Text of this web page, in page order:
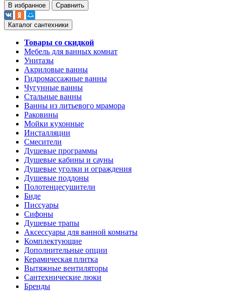
В избранное Сравнить
Каталог сантехники
Товары со скидкой
Мебель для ванных комнат
Унитазы
Акриловые ванны
Гидромассажные ванны
Чугунные ванны
Стальные ванны
Ванны из литьевого мрамора
Раковины
Мойки кухонные
Инсталляции
Смесители
Душевые программы
Душевые кабины и сауны
Душевые уголки и ограждения
Душевые поддоны
Полотенцесушители
Биде
Писсуары
Сифоны
Душевые трапы
Аксессуары для ванной комнаты
Комплектующие
Дополнительные опции
Керамическая плитка
Вытяжные вентиляторы
Сантехнические люки
Бренды